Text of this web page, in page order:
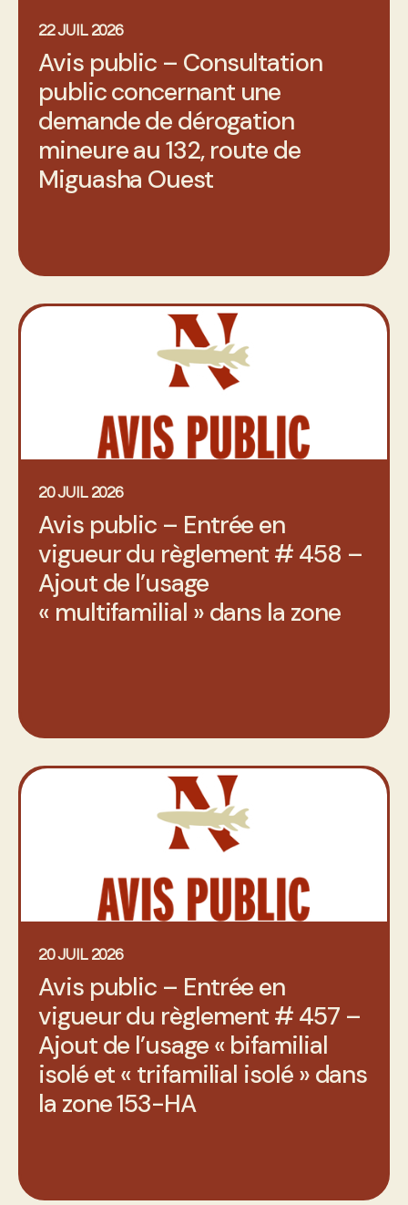
22 JUIL 2026
Avis public – Consultation
public concernant une
demande de dérogation
mineure au 132, route de
Miguasha Ouest
20 JUIL 2026
Avis public – Entrée en
vigueur du règlement # 458 –
Ajout de l’usage
« multifamilial » dans la zone
20 JUIL 2026
Avis public – Entrée en
vigueur du règlement # 457 –
Ajout de l’usage « bifamilial
isolé et « trifamilial isolé » dans
la zone 153-HA